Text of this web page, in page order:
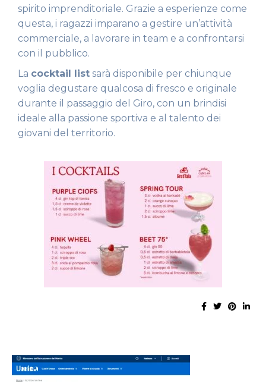
spirito imprenditoriale. Grazie a esperienze come
questa, i ragazzi imparano a gestire un’attività
commerciale, a lavorare in team e a confrontarsi
con il pubblico.
La cocktail list sarà disponibile per chiunque
voglia degustare qualcosa di fresco e originale
durante il passaggio del Giro, con un brindisi
ideale alla passione sportiva e al talento dei
giovani del territorio.